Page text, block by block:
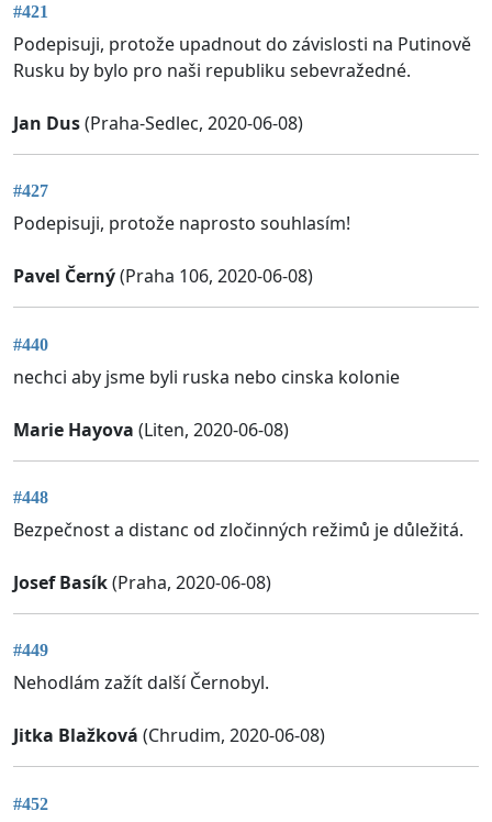
#421
Podepisuji, protože upadnout do závislosti na Putinově
Rusku by bylo pro naši republiku sebevražedné.
Jan Dus(Praha-Sedlec, 2020-06-08)
#427
Podepisuji, protože naprosto souhlasím!
Pavel Černý(Praha 106, 2020-06-08)
#440
nechci aby jsme byli ruska nebo cinska kolonie
Marie Hayova (Liten, 2020-06-08)
#448
Bezpečnost a distanc od zločinných režimů je důležitá.
Josef Basík(Praha, 2020-06-08)
#449
Nehodlám zažít další Černobyl.
Jitka Blažková (Chrudim, 2020-06-08)
#452